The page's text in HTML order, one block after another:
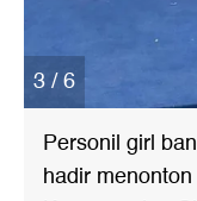
3 / 6
Personil girl
hadir